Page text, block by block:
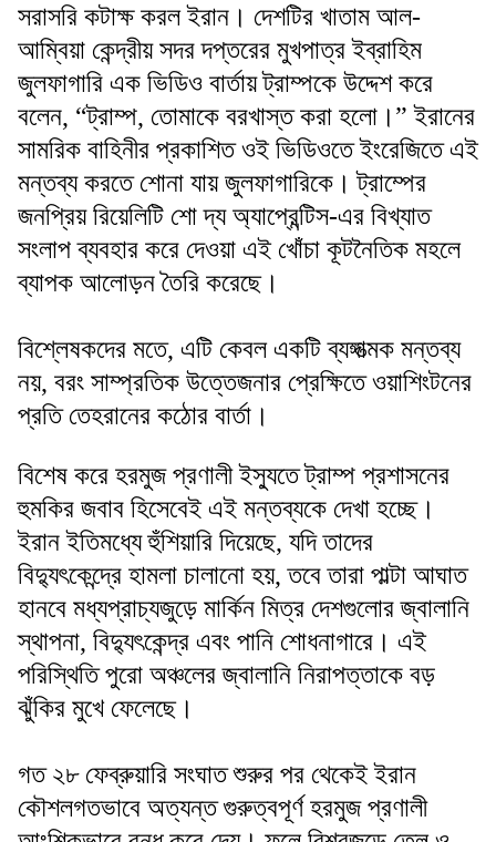
সরাসরি কটাক্ষ করল ইরান। দেশটির খাতাম আল-
আম্বিয়া কেন্দ্রীয় সদর দপ্তরের মুখপাত্র ইব্রাহিম
জুলফাগারি এক ভিডিও বার্তায় ট্রাম্পকে উদ্দেশ করে
বলেন, “ট্রাম্প, তোমাকে বরখাস্ত করা হলো।” ইরানের
সামরিক বাহিনীর প্রকাশিত ওই ভিডিওতে ইংরেজিতে এই
মন্তব্য করতে শোনা যায় জুলফাগারিকে। ট্রাম্পের
জনপ্রিয় রিয়েলিটি শো দ্য অ্যাপ্রেন্টিস-এর বিখ্যাত
সংলাপ ব্যবহার করে দেওয়া এই খোঁচা কূটনৈতিক মহলে
ব্যাপক আলোড়ন তৈরি করেছে।
বিশ্লেষকদের মতে, এটি কেবল একটি ব্যঙ্গাত্মক মন্তব্য
নয়, বরং সাম্প্রতিক উত্তেজনার প্রেক্ষিতে ওয়াশিংটনের
প্রতি তেহরানের কঠোর বার্তা।
বিশেষ করে হরমুজ প্রণালী ইস্যুতে ট্রাম্প প্রশাসনের
হুমকির জবাব হিসেবেই এই মন্তব্যকে দেখা হচ্ছে।
ইরান ইতিমধ্যে হুঁশিয়ারি দিয়েছে, যদি তাদের
বিদ্যুৎকেন্দ্রে হামলা চালানো হয়, তবে তারা পাল্টা আঘাত
হানবে মধ্যপ্রাচ্যজুড়ে মার্কিন মিত্র দেশগুলোর জ্বালানি
স্থাপনা, বিদ্যুৎকেন্দ্র এবং পানি শোধনাগারে। এই
পরিস্থিতি পুরো অঞ্চলের জ্বালানি নিরাপত্তাকে বড়
ঝুঁকির মুখে ফেলেছে।
গত ২৮ ফেব্রুয়ারি সংঘাত শুরুর পর থেকেই ইরান
কৌশলগতভাবে অত্যন্ত গুরুত্বপূর্ণ হরমুজ প্রণালী